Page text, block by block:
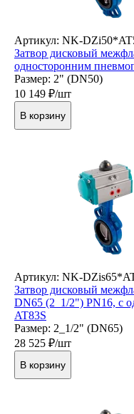
Артикул: NK-
Затвор дисковый
односторонним
Размер: 2" (DN50)
10 149 ₽/шт
В корзину
Артикул: NK-
Затвор дисковый
DN65 (2_1/2") PN16, с
AT83S
Размер: 2_1/2" (DN65)
28 525 ₽/шт
В корзину